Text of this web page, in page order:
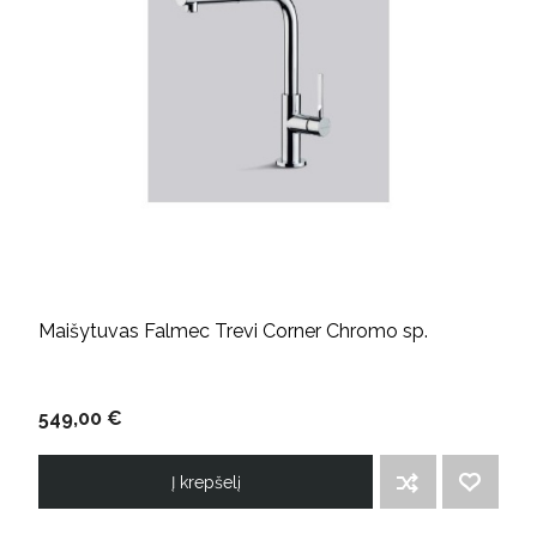
Maišytuvas Falmec Trevi Corner Chromo sp.
549,00 €
Į krepšelį